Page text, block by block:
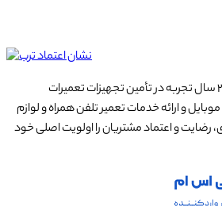
آسان جی‌اس‌ام با نزدیک به ۲۰ سال تجربه در تأمین تجهیزات تعمیرات
و ارائه خدمات تعمیر تلفن همراه و لوازم
رضایت و اعتماد مشتریان را اولویت اصلی خود